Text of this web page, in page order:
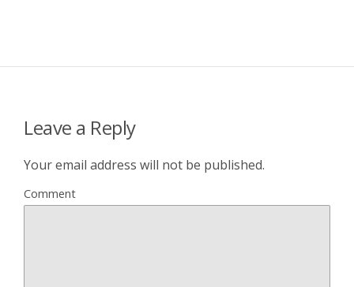
Leave a Reply
Your email address will not be published.
Comment